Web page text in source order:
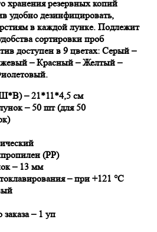
хранения резервных копий
удобно дезинфицировать,
в каждой лунке. Подлежит
сортировки проб
доступен в 9 цветах: Серый –
– Красный – Желтый –
– 21*11*4,5 см
– 50 шт (для 50
(РР)
– 13 мм
– при +121 °С
– 1 уп